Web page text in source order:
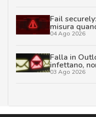
Fail
misura
04 Ago 2026
Falla in
infettano,
03 Ago 2026